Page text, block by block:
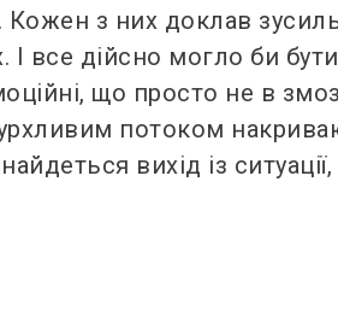
Кожен з них доклав
І все дійсно могло би
що просто не в
потоком
вихід із